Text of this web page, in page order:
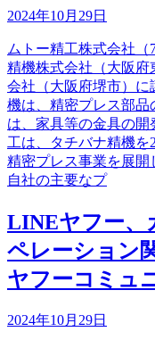
2024年10月29日
ムトー精工株式会社
精機株式会社（大阪
会社（大阪府堺市）
機は、精密プレス部
は、家具等の金具の
工は、タチバナ精機を
精密プレス事業を展
自社の主要なプ
LINEヤフー、
ペレーション
ヤフーコミュ
2024年10月29日